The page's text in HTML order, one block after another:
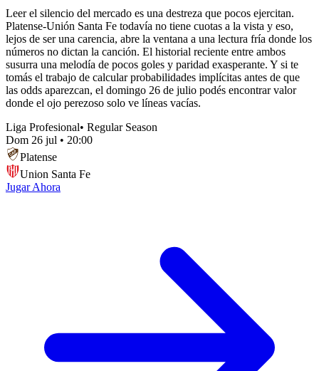
Leer el silencio del mercado es una destreza que pocos ejercitan.
Platense-Unión Santa Fe todavía no tiene cuotas a la vista y eso,
lejos de ser una carencia, abre la ventana a una lectura fría donde los
números no dictan la canción. El historial reciente entre ambos
susurra una melodía de pocos goles y paridad exasperante. Y si te
tomás el trabajo de calcular probabilidades implícitas antes de que
las odds aparezcan, el domingo 26 de julio podés encontrar valor
donde el ojo perezoso solo ve líneas vacías.
Liga Profesional• Regular Season
Dom 26 jul • 20:00
Platense
Union Santa Fe
Jugar Ahora